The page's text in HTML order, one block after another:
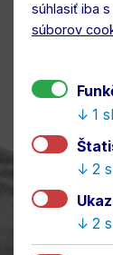
súhlasiť iba
súborov
1
2
2